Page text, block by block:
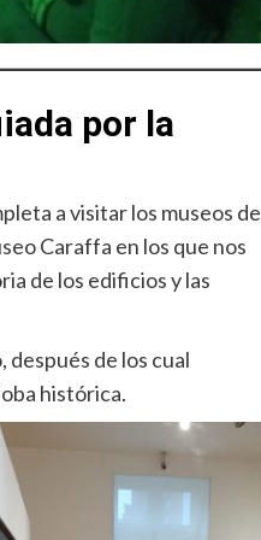
por la
a visitar los museos de
Caraffa en los que nos
de los edificios y las
de los cual
histórica.